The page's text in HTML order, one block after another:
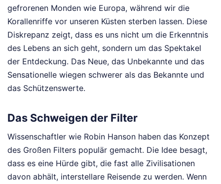
gefrorenen Monden wie Europa, während wir die
Korallenriffe vor unseren Küsten sterben lassen. Diese
Diskrepanz zeigt, dass es uns nicht um die Erkenntnis
des Lebens an sich geht, sondern um das Spektakel
der Entdeckung. Das Neue, das Unbekannte und das
Sensationelle wiegen schwerer als das Bekannte und
das Schützenswerte.
Das Schweigen der Filter
Wissenschaftler wie Robin Hanson haben das Konzept
des Großen Filters populär gemacht. Die Idee besagt,
dass es eine Hürde gibt, die fast alle Zivilisationen
davon abhält, interstellare Reisende zu werden. Wenn